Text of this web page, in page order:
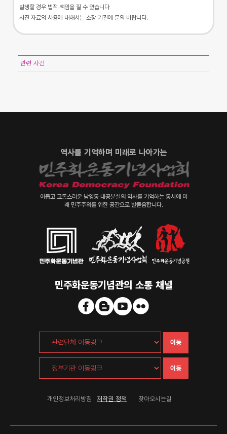
발생할 경우 법적 책임을 질 수 있습니다.
사진 자료의 사용에 대해서는 소장 기관에 문의 바랍니다.
관련 사건
역사를 기억하며 미래로 나아가는
어둡고 고통스러운 남영동 대공분실의 역사를 기억하는 동시에 미
래 민주주의를 위한 공간으로 발돋움합니다.
민주화운동기념관의 소통 채널
이동
이동
개인정보처리방침 저작권 정책 찾아오시는길